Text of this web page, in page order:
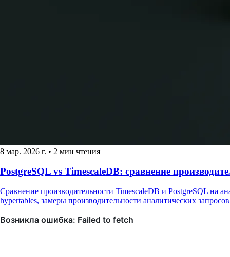
8 мар. 2026 г. • 2 мин чтения
PostgreSQL vs TimescaleDB: сравнение
Сравнение производительности TimescaleDB и PostgreSQL на
hypertables, замеры производительности аналитических